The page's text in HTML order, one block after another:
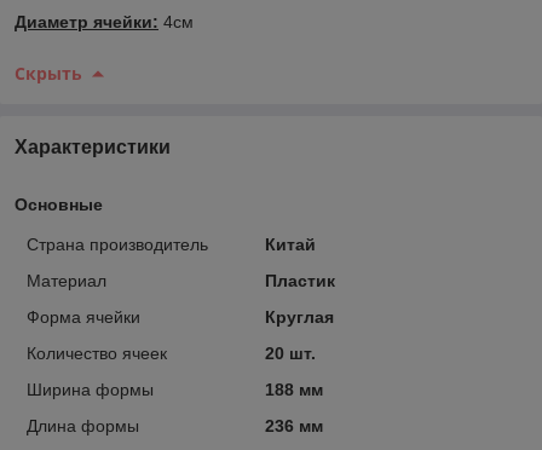
Диаметр ячейки: 4см
Скрыть
Характеристики
Основные
Страна производитель
Китай
Материал
Пластик
Форма ячейки
Круглая
Количество ячеек
20 шт.
Ширина формы
188 мм
Длина формы
236 мм